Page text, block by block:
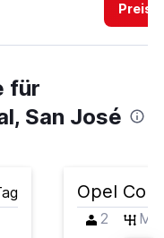
Preise
für
San José
Opel
2 M